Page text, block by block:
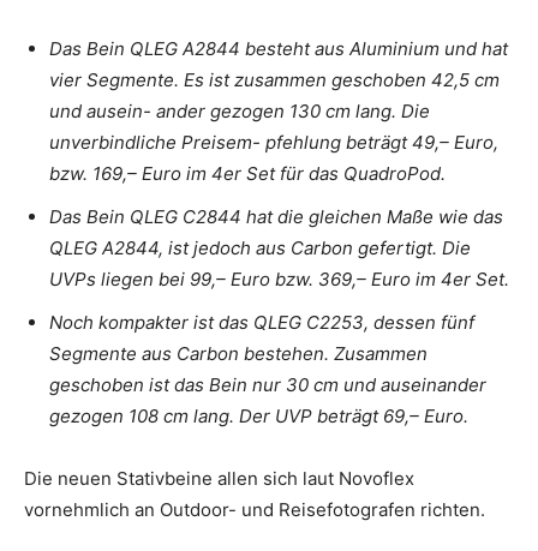
Das Bein QLEG A2844 besteht aus Aluminium und hat
vier Segmente. Es ist zusammen geschoben 42,5 cm
und ausein- ander gezogen 130 cm lang. Die
unverbindliche Preisem- pfehlung beträgt 49,– Euro,
bzw. 169,– Euro im 4er Set für das QuadroPod.
Das Bein QLEG C2844 hat die gleichen Maße wie das
QLEG A2844, ist jedoch aus Carbon gefertigt. Die
UVPs liegen bei 99,– Euro bzw. 369,– Euro im 4er Set.
Noch kompakter ist das QLEG C2253, dessen fünf
Segmente aus Carbon bestehen. Zusammen
geschoben ist das Bein nur 30 cm und auseinander
gezogen 108 cm lang. Der UVP beträgt 69,– Euro.
Die neuen Stativbeine allen sich laut Novoflex
vornehmlich an Outdoor- und Reisefotografen richten.